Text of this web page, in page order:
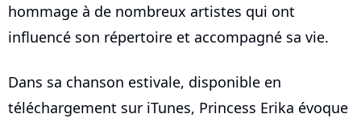
hommage à de nombreux artistes qui ont
influencé son répertoire et accompagné sa vie.
Dans sa chanson estivale, disponible en
téléchargement sur iTunes, Princess Erika évoque